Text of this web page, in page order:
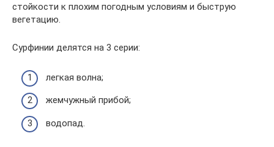
стойкости к плохим погодным условиям и быструю
вегетацию.
Сурфинии делятся на 3 серии:
легкая волна;
жемчужный прибой;
водопад.